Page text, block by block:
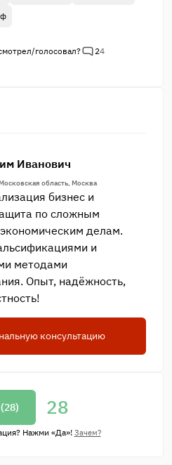
голосовал? 24
Иванович
область, Москва
бизнес и
по сложным
делам.
и
методами
Опыт, надёжность,
консультацию
28) 28
Нажми «Да»! Зачем?